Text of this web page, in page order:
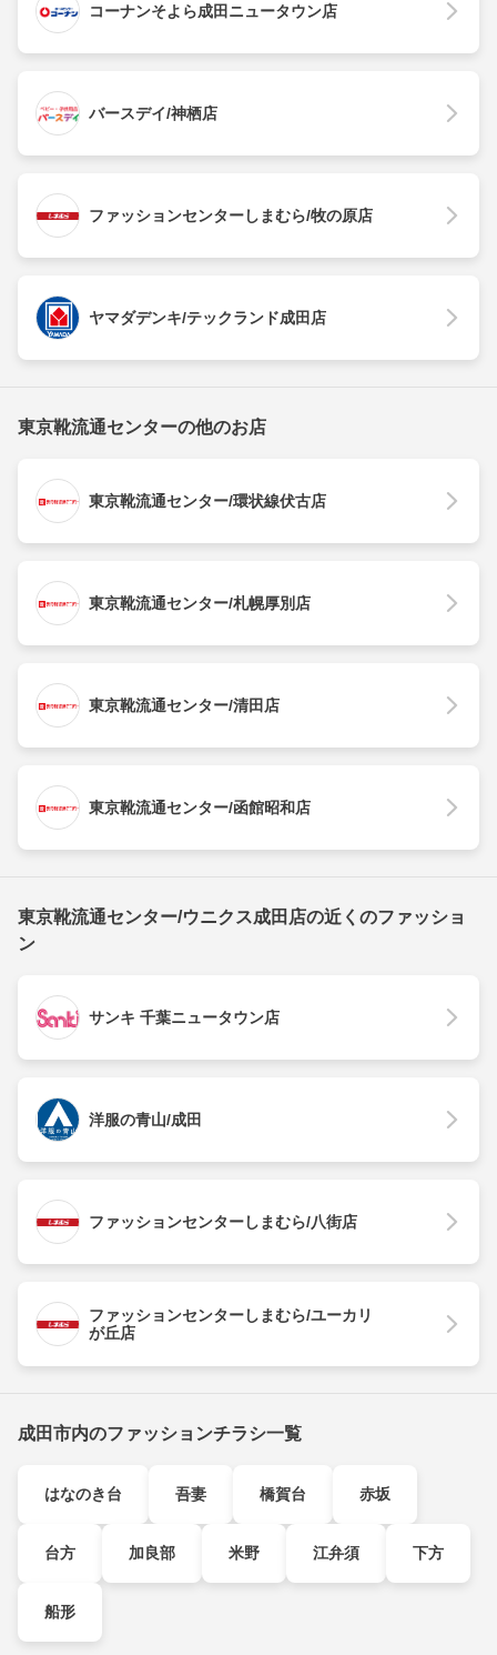
コーナンそよら成田ニュータウン店
バースデイ/神栖店
ファッションセンターしまむら/牧の原店
ヤマダデンキ/テックランド成田店
東京靴流通センターの他のお店
東京靴流通センター/環状線伏古店
東京靴流通センター/札幌厚別店
東京靴流通センター/清田店
東京靴流通センター/函館昭和店
東京靴流通センター/ウニクス成田店の近くのファッショ
ン
サンキ 千葉ニュータウン店
洋服の青山/成田
ファッションセンターしまむら/八街店
ファッションセンターしまむら/ユーカリ
が丘店
成田市内のファッションチラシ一覧
はなのき台 吾妻 橋賀台 赤坂
台方 加良部 米野 江弁須 下方
船形